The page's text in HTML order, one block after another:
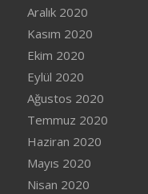
Aralık 2020
Kasım 2020
Ekim 2020
Eylül 2020
Ağustos 2020
Temmuz 2020
Haziran 2020
Mayıs 2020
Nisan 2020